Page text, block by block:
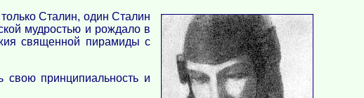
Сталин, один Сталин
мудростью и рождало в
священной пирамиды с
свою принципиальность и